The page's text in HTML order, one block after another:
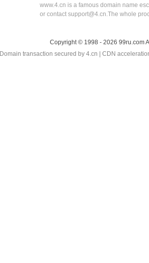
www.4.cn is a famous domain name
or contact support@4.cn.The whole
Copyright © 1998 - 2026 99ru.com
Domain transaction secured by 4.cn | CDN